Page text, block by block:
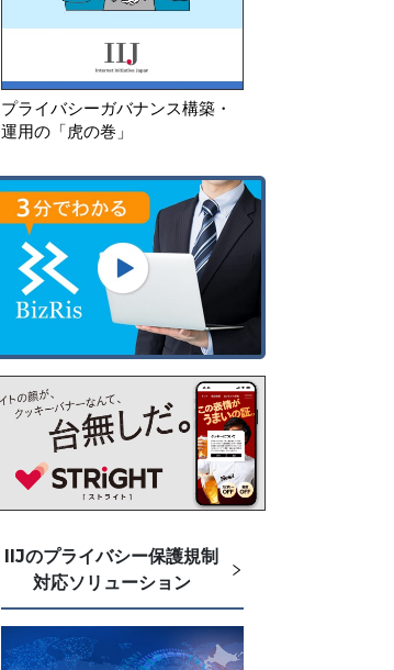
プライバシーガバナンス構築・
運用の「虎の巻」
IIJのプライバシー保護規制
対応ソリューション